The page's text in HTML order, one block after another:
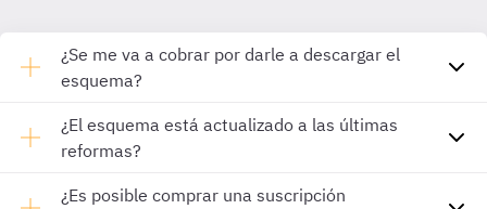
¿Se me va a cobrar por darle a descargar el
esquema?
¿El esquema está actualizado a las últimas
reformas?
¿Es posible comprar una suscripción